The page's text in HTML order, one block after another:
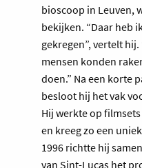
bioscoop in Leuven,
bekijken. “Daar heb
gekregen”, vertelt
mensen konden
doen.” Na een korte
besloot hij het vak
Hij werkte op
en kreeg zo een
1996 richtte hij
van Sint-Lucas het